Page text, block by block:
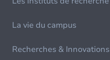
La vie du campus
Recherches & Innovations